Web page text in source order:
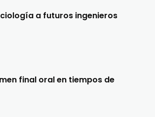
a futuros ingenieros
final oral en tiempos de